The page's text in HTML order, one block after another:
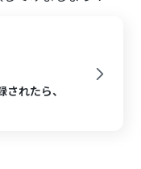
れたら、